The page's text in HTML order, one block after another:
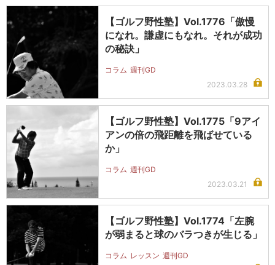
【ゴルフ野性塾】Vol.1776「傲慢
になれ。謙虚にもなれ。それが成功
の秘訣」
コラム 週刊GD
2023.03.28
【ゴルフ野性塾】Vol.1775「9アイ
アンの倍の飛距離を飛ばせている
か」
コラム 週刊GD
2023.03.21
【ゴルフ野性塾】Vol.1774「左腕
が弱まると球のバラつきが生じる」
コラム レッスン 週刊GD